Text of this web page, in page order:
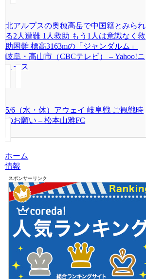
北アルプスの奥穂高岳で中国籍とみられ
る2人遭難 1人救助 もう1人は意識なく救
助困難 標高3163mの「ジャンダルム」
岐阜・高山市（CBCテレビ） – Yahoo!ニ
ュース
5/6（水・休）アウェイ 岐阜戦 ご観戦時
のお願い – 松本山雅FC
ホーム
情報
スポンサーリンク